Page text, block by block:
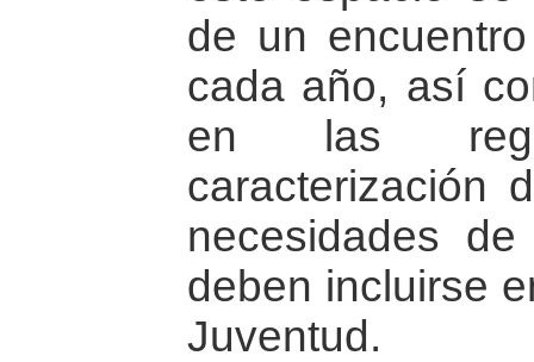
de un
cada año, así
en las
caracterización
necesidades
deben incluirse
Juventud.